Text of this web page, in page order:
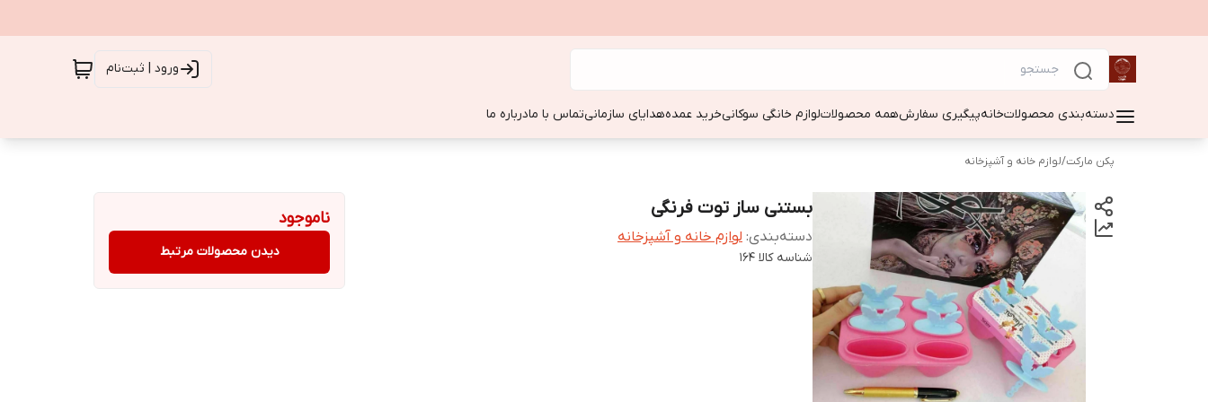
ورود | ثبت‌نام
دسته‌بندی محصولاتخانهپیگیری سفارشهمه محصولاتلوازم خانگی سوکانیخرید عمدههدایای سازمانیتماس با مادرباره ما
پکن مارکت/لوازم خانه و آشپزخانه
بستنی ساز توت فرنگی
دسته‌بندی: لوازم خانه و آشپزخانه
شناسه کالا 164
ناموجود
دیدن محصولات مرتبط